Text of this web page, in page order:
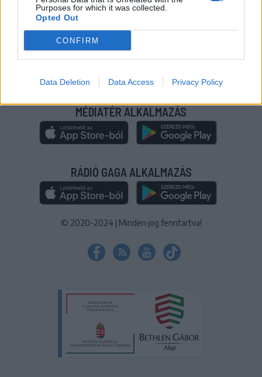
Purposes for which it was collected.
Opted Out
CONFIRM
Data Deletion Data Access Privacy Policy
TÁJÉKOZTATÓ
KEZELÉSI TÁJÉKOZTATÓ|SÜTIBEÁLLÍTÁSOK
További online kiadványok:SZÉKELYHON
GAGA|JÓÁLLÁS
MÉDIATÉR ALKALMAZÁS
RÁDIÓ GAGA ALKALMAZÁS
© 2020-2024 | Minden jog fenntartva!